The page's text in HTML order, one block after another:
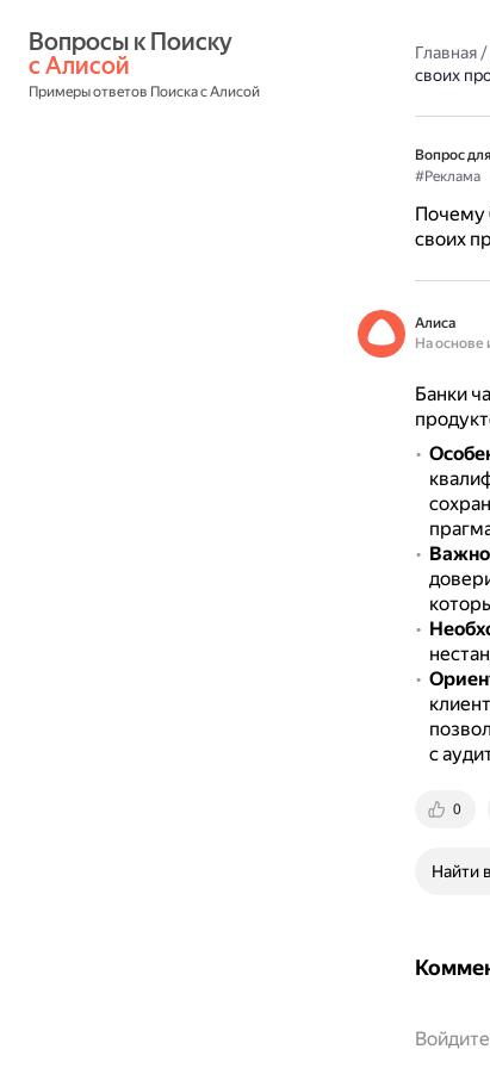
с Алисой
Примеры ответов Поиска с Алисой
Главная/
своих
Вопрос
#Реклама
Почему
своих
Алиса
На основе
Банки
с
0
Найти